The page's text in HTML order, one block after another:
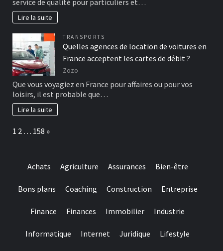
Lire la suite
TRANSPORTS
Quelles agences de location de voitures en
France acceptent les cartes de débit ?
Zozo
Que vous voyagiez en France pour affaires ou pour vos
loisirs, il est probable que…
Lire la suite
Page:
1 2 … 158 Next
»
Achats Agriculture Assurances Bien-être
Bons plans Coaching Construction Entreprise
Finance Finances Immobilier Industrie
Informatique Internet Juridique Lifestyle